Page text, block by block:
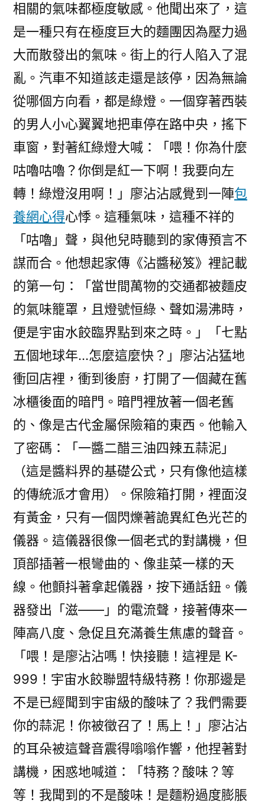
相關的氣味都極度敏感。他聞出來了，這
是一種只有在極度巨大的麵團因為壓力過
大而散發出的氣味。街上的行人陷入了混
亂。汽車不知道該走還是該停，因為無論
從哪個方向看，都是綠燈。一個穿著西裝
的男人小心翼翼地把車停在路中央，搖下
車窗，對著紅綠燈大喊：「喂！你為什麼
咕嚕咕嚕？你倒是紅一下啊！我要向左
轉！綠燈沒用啊！」廖沾沾感覺到一陣包
養網心得心悸。這種氣味，這種不祥的
「咕嚕」聲，與他兒時聽到的家傳預言不
謀而合。他想起家傳《沾醬秘笈》裡記載
的第一句：「當世間萬物的交通都被麵皮
的氣味籠罩，且燈號恒綠、聲如湯沸時，
便是宇宙水餃臨界點到來之時。」「七點
五個地球年…怎麼這麼快？」廖沾沾猛地
衝回店裡，衝到後廚，打開了一個藏在舊
冰櫃後面的暗門。暗門裡放著一個老舊
的、像是古代金屬保險箱的東西。他輸入
了密碼：「一醬二醋三油四辣五蒜泥」
（這是醬料界的基礎公式，只有像他這樣
的傳統派才會用）。保險箱打開，裡面沒
有黃金，只有一個閃爍著詭異紅色光芒的
儀器。這儀器很像一個老式的對講機，但
頂部插著一根彎曲的、像韭菜一樣的天
線。他顫抖著拿起儀器，按下通話鈕。儀
器發出「滋——」的電流聲，接著傳來一
陣高八度、急促且充滿養生焦慮的聲音。
「喂！是廖沾沾嗎！快接聽！這裡是 K-
999！宇宙水餃聯盟特級特務！你那邊是
不是已經聞到宇宙級的酸味了？我們需要
你的蒜泥！你被徵召了！馬上！」廖沾沾
的耳朵被這聲音震得嗡嗡作響，他捏著對
講機，困惑地喊道：「特務？酸味？等
等！我聞到的不是酸味！是麵粉過度膨脹